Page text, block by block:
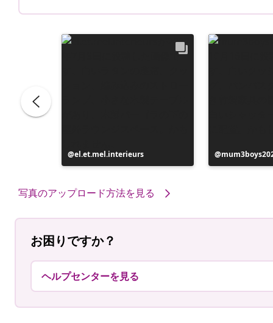
投
稿
el.et.mel.interieurs
投
稿
写真のアップロード方法を見る
お困りですか？
ヘルプセンターを見る